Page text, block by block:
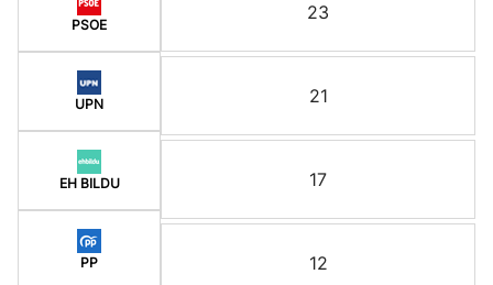
PSOE
UPN
EH BILDU
PP
23
21
17
12